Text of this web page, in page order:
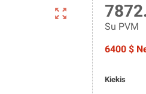
zoom_out_map
Su PVM
6400 $
Kiekis